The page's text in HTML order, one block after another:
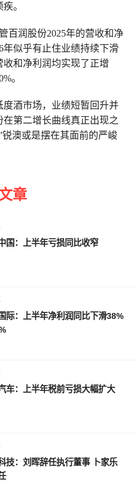
。
百润股份2025年的营收和净
年似乎有止住业绩持续下滑
收和净利润均实现了正增
。
酒市场，业绩短暂回升并
第二增长曲线真正出现之
澳或是摆在其面前的严峻
章
国：上半年亏损同比收窄
际：上半年净利润同比下滑38%
车：上半年税前亏损大幅扩大
技：刘晖辞任执行董事 卜家乐